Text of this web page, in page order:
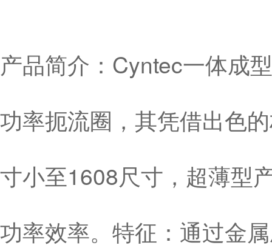
产品简介：Cyntec一体成
功率扼流圈，其凭借出色
寸小至1608尺寸，超薄型
功率效率。特征：通过金